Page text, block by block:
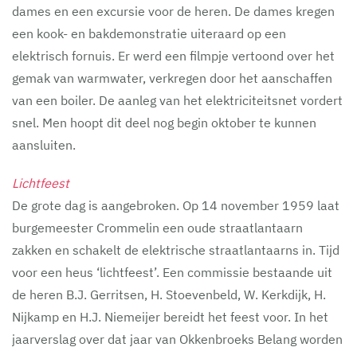
dames en een excursie voor de heren. De dames kregen
een kook- en bakdemonstratie uiteraard op een
elektrisch fornuis. Er werd een filmpje vertoond over het
gemak van warmwater, verkregen door het aanschaffen
van een boiler. De aanleg van het elektriciteitsnet vordert
snel. Men hoopt dit deel nog begin oktober te kunnen
aansluiten.
Lichtfeest
De grote dag is aangebroken. Op 14 november 1959 laat
burgemeester Crommelin een oude straatlantaarn
zakken en schakelt de elektrische straatlantaarns in. Tijd
voor een heus ‘lichtfeest’. Een commissie bestaande uit
de heren B.J. Gerritsen, H. Stoevenbeld, W. Kerkdijk, H.
Nijkamp en H.J. Niemeijer bereidt het feest voor. In het
jaarverslag over dat jaar van Okkenbroeks Belang worden